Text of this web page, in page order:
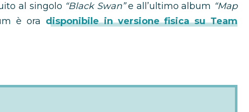
al singolo “Black Swan”e all’ultimo album “Map
è ora disponibile in versione fisica su Team